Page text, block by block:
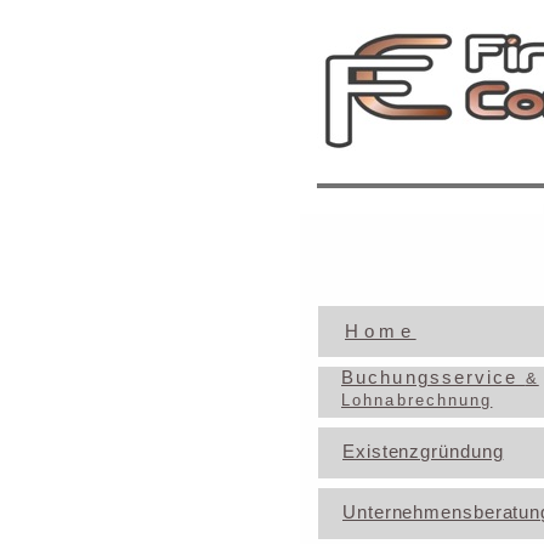
Home
Buchungsservice &
Lohnabrechnung
Existenzgründung